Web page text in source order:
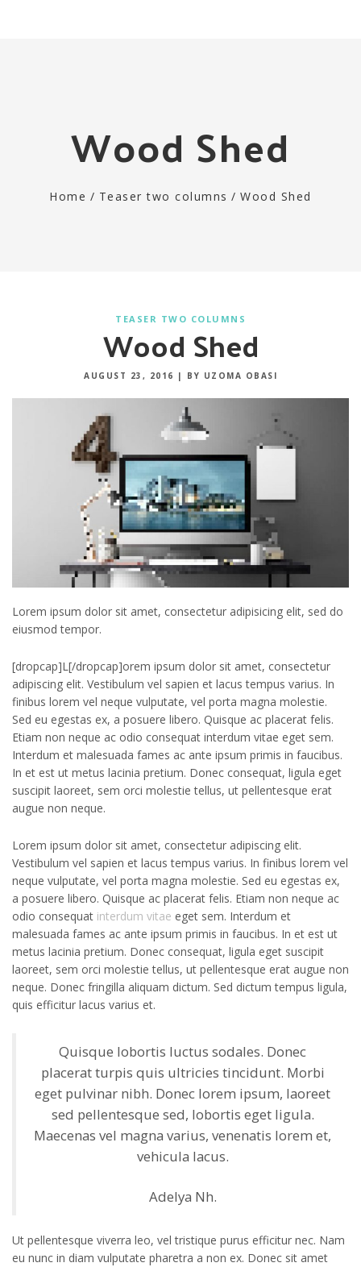
Wood Shed
Home / Teaser two columns / Wood Shed
TEASER TWO COLUMNS
Wood Shed
AUGUST 23, 2016 | BY UZOMA OBASI
Lorem ipsum dolor sit amet, consectetur adipisicing elit, sed do
eiusmod tempor.
[dropcap]L[/dropcap]orem ipsum dolor sit amet, consectetur
adipiscing elit. Vestibulum vel sapien et lacus tempus varius. In
finibus lorem vel neque vulputate, vel porta magna molestie.
Sed eu egestas ex, a posuere libero. Quisque ac placerat felis.
Etiam non neque ac odio consequat interdum vitae eget sem.
Interdum et malesuada fames ac ante ipsum primis in faucibus.
In et est ut metus lacinia pretium. Donec consequat, ligula eget
suscipit laoreet, sem orci molestie tellus, ut pellentesque erat
augue non neque.
Lorem ipsum dolor sit amet, consectetur adipiscing elit.
Vestibulum vel sapien et lacus tempus varius. In finibus lorem vel
neque vulputate, vel porta magna molestie. Sed eu egestas ex,
a posuere libero. Quisque ac placerat felis. Etiam non neque ac
odio consequat interdum vitae eget sem. Interdum et
malesuada fames ac ante ipsum primis in faucibus. In et est ut
metus lacinia pretium. Donec consequat, ligula eget suscipit
laoreet, sem orci molestie tellus, ut pellentesque erat augue non
neque. Donec fringilla aliquam dictum. Sed dictum tempus ligula,
quis efficitur lacus varius et.
Quisque lobortis luctus sodales. Donec
placerat turpis quis ultricies tincidunt. Morbi
eget pulvinar nibh. Donec lorem ipsum, laoreet
sed pellentesque sed, lobortis eget ligula.
Maecenas vel magna varius, venenatis lorem et,
vehicula lacus.
Adelya Nh.
Ut pellentesque viverra leo, vel tristique purus efficitur nec. Nam
eu nunc in diam vulputate pharetra a non ex. Donec sit amet